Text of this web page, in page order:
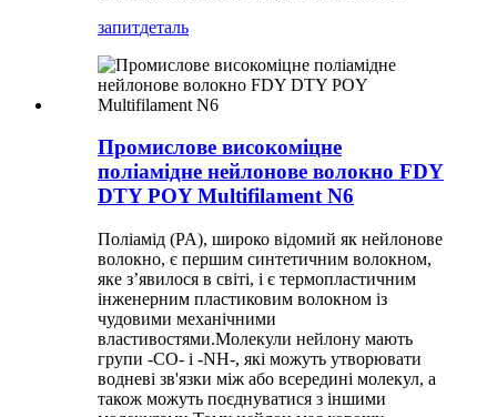
запитдеталь
Промислове високоміцне
поліамідне нейлонове волокно FDY
DTY POY Multifilament N6
Поліамід (PA), широко відомий як нейлонове
волокно, є першим синтетичним волокном,
яке з’явилося в світі, і є термопластичним
інженерним пластиковим волокном із
чудовими механічними
властивостями.Молекули нейлону мають
групи -CO- і -NH-, які можуть утворювати
водневі зв'язки між або всередині молекул, а
також можуть поєднуватися з іншими